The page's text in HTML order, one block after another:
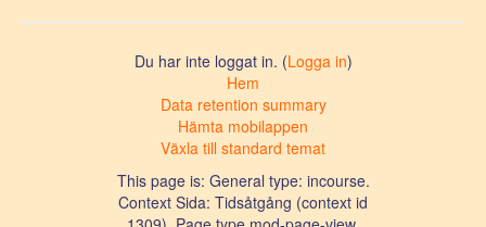
Du har inte loggat in. (Logga in)
Hem
Data retention summary
Hämta mobilappen
Växla till standard temat
This page is: General type: incourse.
Context Sida: Tidsåtgång (context id